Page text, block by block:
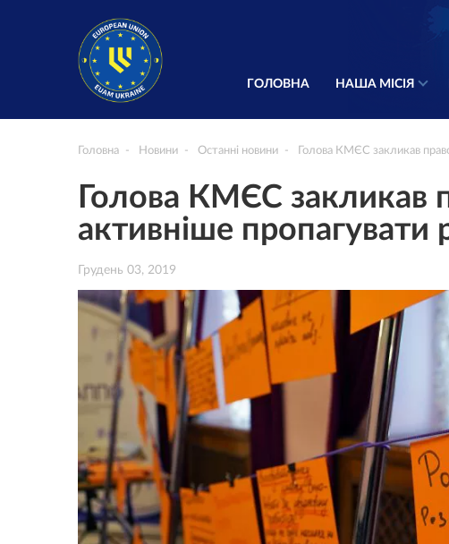
ГОЛОВНА НАША МІСІЯ
Головна Новини Останні новини Голова КМЄС закликав
Голова КМЄС закликав
активніше пропагувати
Грудень 03, 2019